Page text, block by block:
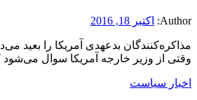
Author: اکتبر 18, 2016
مذاکره‌کنندگان بدعهدی آمریکا را بعید
وقتی از وزیر خارجه آمریکا سوال
اخبار سیاست